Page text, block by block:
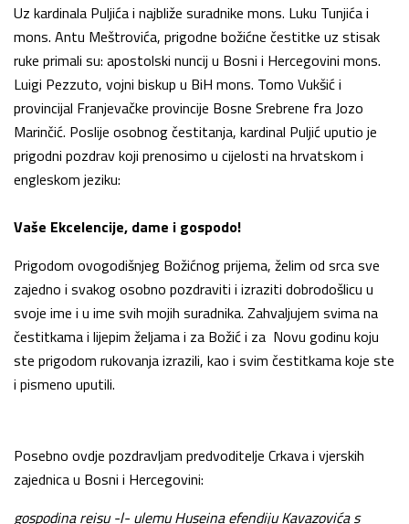
Uz kardinala Puljića i najbliže suradnike mons. Luku Tunjića i
mons. Antu Meštrovića, prigodne božićne čestitke uz stisak
ruke primali su: apostolski nuncij u Bosni i Hercegovini mons.
Luigi Pezzuto, vojni biskup u BiH mons. Tomo Vukšić i
provincijal Franjevačke provincije Bosne Srebrene fra Jozo
Marinčić. Poslije osobnog čestitanja, kardinal Puljić uputio je
prigodni pozdrav koji prenosimo u cijelosti na hrvatskom i
engleskom jeziku:
Vaše Ekcelencije, dame i gospodo!
Prigodom ovogodišnjeg Božićnog prijema, želim od srca sve
zajedno i svakog osobno pozdraviti i izraziti dobrodošlicu u
svoje ime i u ime svih mojih suradnika. Zahvaljujem svima na
čestitkama i lijepim željama i za Božić i za Novu godinu koju
ste prigodom rukovanja izrazili, kao i svim čestitkama koje ste
i pismeno uputili.
Posebno ovdje pozdravljam predvoditelje Crkava i vjerskih
zajednica u Bosni i Hercegovini:
gospodina reisu -l- ulemu Huseina efendiju Kavazovića s